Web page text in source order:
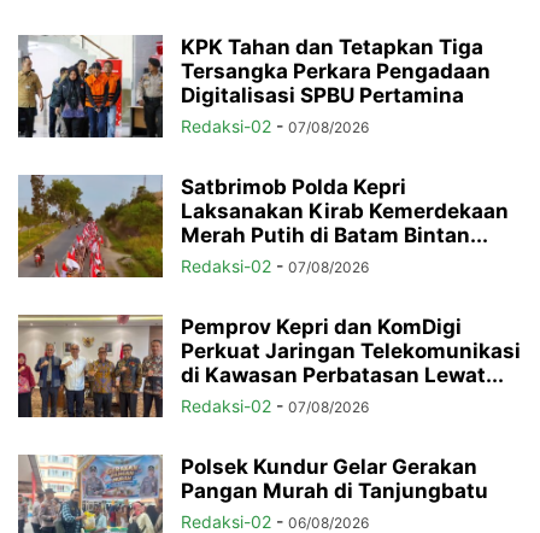
KPK Tahan dan Tetapkan Tiga
Tersangka Perkara Pengadaan
Digitalisasi SPBU Pertamina
Redaksi-02 - 07/08/2026
Satbrimob Polda Kepri
Laksanakan Kirab Kemerdekaan
Merah Putih di Batam Bintan...
Redaksi-02 - 07/08/2026
Pemprov Kepri dan KomDigi
Perkuat Jaringan Telekomunikasi
di Kawasan Perbatasan Lewat...
Redaksi-02 - 07/08/2026
Polsek Kundur Gelar Gerakan
Pangan Murah di Tanjungbatu
Redaksi-02 - 06/08/2026